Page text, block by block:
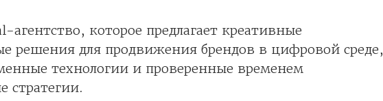
агентство, которое предлагает креативные
решения для продвижения брендов в цифровой среде,
технологии и проверенные временем
стратегии.